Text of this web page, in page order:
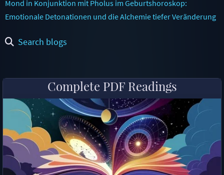
Mond in Konjunktion mit Pholus im Geburtshoroskop:
Emotionale Detonationen und die Alchemie tiefer Veränderung
Search blogs
Complete PDF Readings